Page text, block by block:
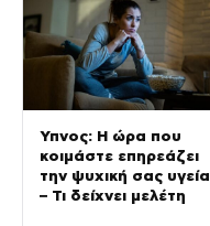
Ύπνος: Η ώρα που
κοιμάστε επηρεάζει
την ψυχική σας υγεία
– Τι δείχνει μελέτη